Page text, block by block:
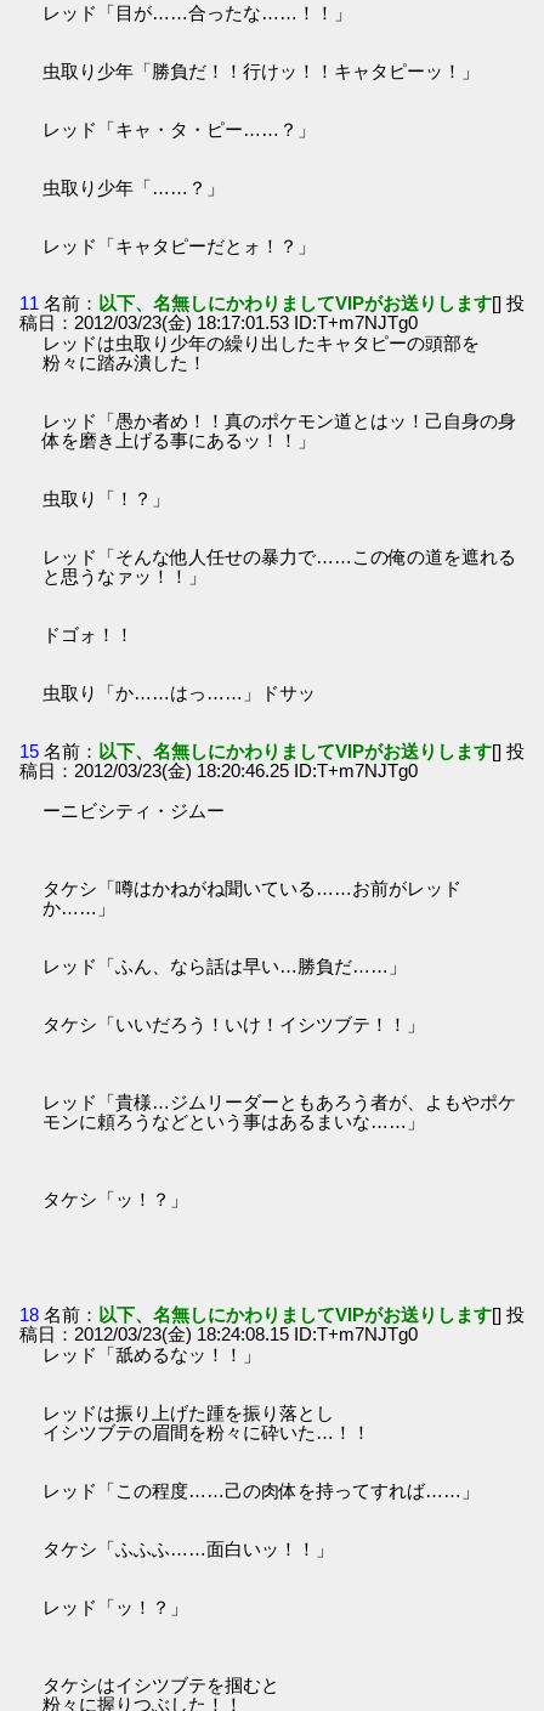
レッド「目が……合ったな……！！」
虫取り少年「勝負だ！！行けッ！！キャタピーッ！」
レッド「キャ・タ・ピー……？」
虫取り少年「……？」
レッド「キャタピーだとォ！？」
11 名前： 以下、名無しにかわりましてVIPがお送りします[] 投
稿日：2012/03/23(金) 18:17:01.53 ID:T+m7NJTg0
レッドは虫取り少年の繰り出したキャタピーの頭部を
粉々に踏み潰した！
レッド「愚か者め！！真のポケモン道とはッ！己自身の身
体を磨き上げる事にあるッ！！」
虫取り「！？」
レッド「そんな他人任せの暴力で……この俺の道を遮れる
と思うなァッ！！」
ドゴォ！！
虫取り「か……はっ……」ドサッ
15 名前： 以下、名無しにかわりましてVIPがお送りします[] 投
稿日：2012/03/23(金) 18:20:46.25 ID:T+m7NJTg0
ーニビシティ・ジムー
タケシ「噂はかねがね聞いている……お前がレッド
か……」
レッド「ふん、なら話は早い…勝負だ……」
タケシ「いいだろう！いけ！イシツブテ！！」
レッド「貴様…ジムリーダーともあろう者が、よもやポケ
モンに頼ろうなどという事はあるまいな……」
タケシ「ッ！？」
18 名前： 以下、名無しにかわりましてVIPがお送りします[] 投
稿日：2012/03/23(金) 18:24:08.15 ID:T+m7NJTg0
レッド「舐めるなッ！！」
レッドは振り上げた踵を振り落とし
イシツブテの眉間を粉々に砕いた…！！
レッド「この程度……己の肉体を持ってすれば……」
タケシ「ふふふ……面白いッ！！」
レッド「ッ！？」
タケシはイシツブテを掴むと
粉々に握りつぶした！！